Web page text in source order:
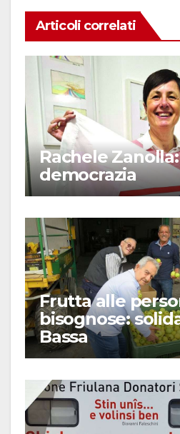
Articoli correlati
Rachele
democrazia
Frutta alle
bisognose:
Bassa